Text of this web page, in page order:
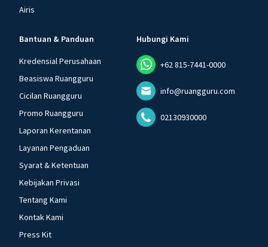
Airis
Bantuan & Panduan
Kredensial Perusahaan
Beasiswa Ruangguru
Cicilan Ruangguru
Promo Ruangguru
Laporan Kerentanan
Layanan Pengaduan
Syarat & Ketentuan
Kebijakan Privasi
Tentang Kami
Kontak Kami
Press Kit
Hubungi Kami
+62 815-7441-0000
info@ruangguru.com
02130930000